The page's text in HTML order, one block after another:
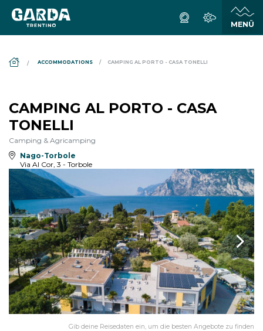
ACCOMMODATIONS CAMPING AL PORTO - CASA TONELLI
CAMPING AL PORTO - CASA
TONELLI
Camping & Agricamping
Nago-Torbole
Via Al Cor, 3 - Torbole
Gib deine Reisedaten ein, um die besten Angebote zu finden